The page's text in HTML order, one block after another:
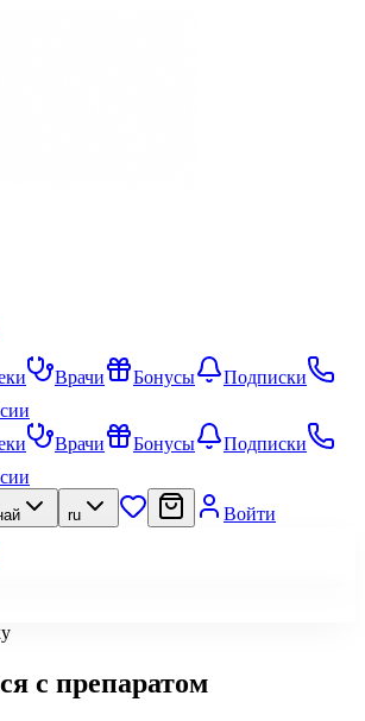
Врачи Бонусы
Подписки
Врачи Бонусы
Подписки
ru Войти
с препаратом